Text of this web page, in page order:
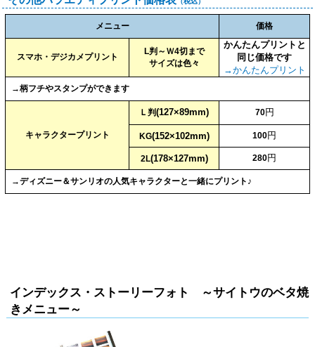
メニュー 価格
スマホ・デジカメプリント
L判～Ｗ4切まで
サイズは色々
かんたんプリントと
同じ価格です
→かんたんプリント
→柄フチやスタンプができます
キャラクタープリント
Ｌ判(127×89mm) 70円
KG(152×102mm) 100円
2L(178×127mm) 280円
→ディズニー＆サンリオの人気キャラクターと一緒にプリント♪
インデックス・ストーリーフォト ～サイトウのベタ焼
きメニュー～